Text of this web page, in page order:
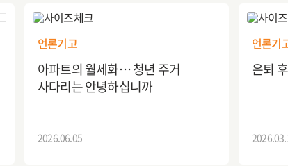
언론기고
아파트의 월세화… 청년 주거
사다리는 안녕하십니까
2026.06.05
언론기
은퇴